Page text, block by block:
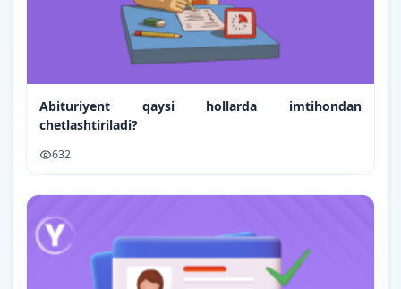
Abituriyent qaysi hollarda imtihondan
chetlashtiriladi?
632